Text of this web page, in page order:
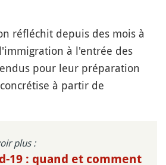
réfléchit depuis des mois à
à l'entrée des
pour leur préparation
à partir de
plus :
19 : quand et comment